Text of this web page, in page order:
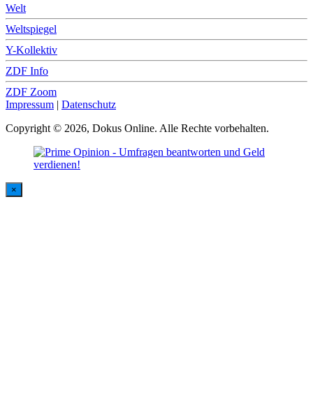
Welt
Weltspiegel
Y-Kollektiv
ZDF Info
ZDF Zoom
Impressum | Datenschutz
Copyright © 2026, Dokus Online. Alle Rechte vorbehalten.
×